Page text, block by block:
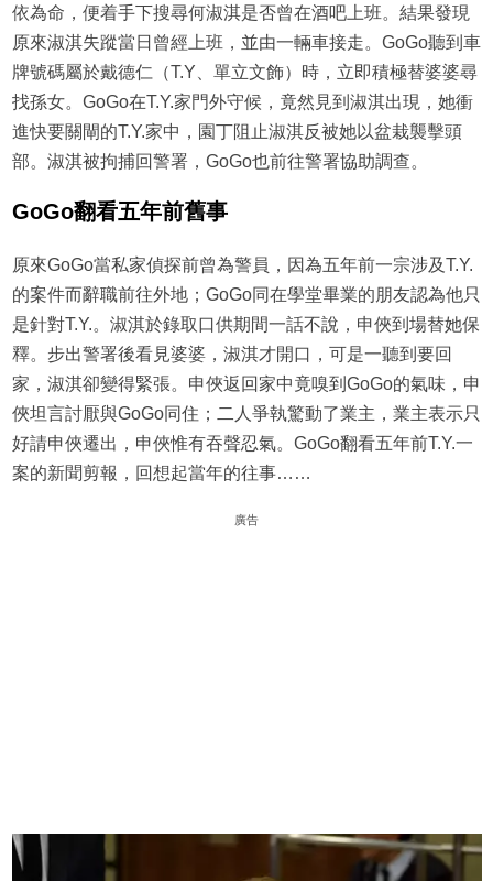
依為命，便着手下搜尋何淑淇是否曾在酒吧上班。結果發現
原來淑淇失蹤當日曾經上班，並由一輛車接走。GoGo聽到車
牌號碼屬於戴德仁（T.Y、單立文飾）時，立即積極替婆婆尋
找孫女。GoGo在T.Y.家門外守候，竟然見到淑淇出現，她衝
進快要關閘的T.Y.家中，園丁阻止淑淇反被她以盆栽襲擊頭
部。淑淇被拘捕回警署，GoGo也前往警署協助調查。
GoGo翻看五年前舊事
原來GoGo當私家偵探前曾為警員，因為五年前一宗涉及T.Y.
的案件而辭職前往外地；GoGo同在學堂畢業的朋友認為他只
是針對T.Y.。淑淇於錄取口供期間一話不說，申俠到場替她保
釋。步出警署後看見婆婆，淑淇才開口，可是一聽到要回
家，淑淇卻變得緊張。申俠返回家中竟嗅到GoGo的氣味，申
俠坦言討厭與GoGo同住；二人爭執驚動了業主，業主表示只
好請申俠遷出，申俠惟有吞聲忍氣。GoGo翻看五年前T.Y.一
案的新聞剪報，回想起當年的往事……
廣告